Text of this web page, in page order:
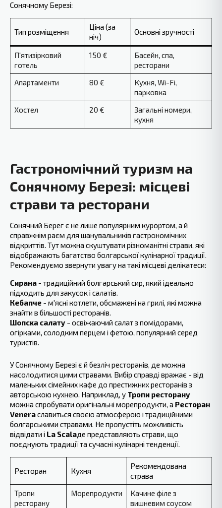
Сонячному Березі:
Тип розміщення
Ціна (за
ніч)
Основні зручності
П'ятизірковий
готель
150 €
Басейн, спа,
ресторани
Апартаменти
80 €
Кухня, Wi-Fi,
парковка
Хостел
20 €
Загальні номери,
кухня
Гастрономічний туризм на
Сонячному Березі: місцеві
страви та ресторани
Сонячний Берег є не лише популярним курортом, а й
справжнім ‍раєм для шанувальників гастрономічних
відкриттів. Тут можна скуштувати різноманітні страви, які
‍відображають багатство болгарської кулінарної традиції.
Рекомендуємо звернути увагу на такі місцеві делікатеси:
Сирана - традиційний болгарський сир, який ідеально‍
підходить для закусок і салатів.
Кебапче - м'ясні котлети, обсмажені на грилі, які можна
знайти в більшості ресторанів.
Шопска салату - освіжаючий салат‍ з помідорами,
огірками, солодким перцем ‍і фетою, популярний серед
туристів.
У Сонячному Березі є й безліч ‍ресторанів, де можна
насолодитися цими стравами. Вибір справді вражає - від
маленьких сімейних кафе до престижних ресторанів з
авторською кухнею. Наприклад, у Тропи ресторану
можна спробувати оригінальні морепродукти, а Ресторан
Venera‍славиться своєю атмосферою і традиційними
болгарськими стравами. Не пропустіть можливість
відвідати і La Scalaде представляють страви, що
поєднують традиції та сучасні кулінарні тенденції.
Ресторан Кухня
Рекомендована
страва
Тропи
ресторану
Морепродукти
Качине філе з
вишневим соусом